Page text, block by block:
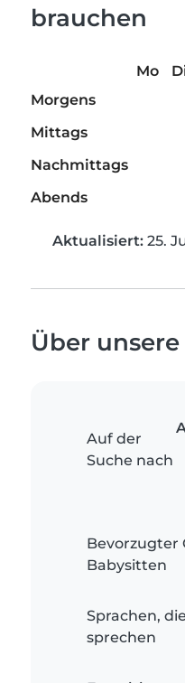
brauchen
Mo
Morgens
Mittags
Nachmittags
Abends
Aktualisiert: 25.
Über
Auf der
Suche nach
Bevorzugter
Babysitten
Sprachen,
sprechen